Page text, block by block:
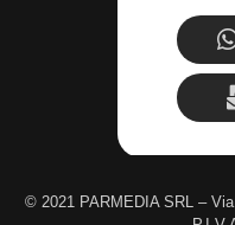
© 2021 PARMEDIA SRL –